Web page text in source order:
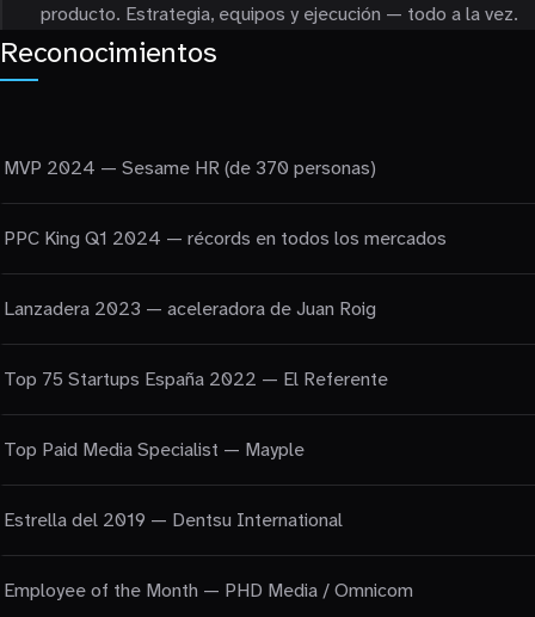
producto. Estrategia, equipos y ejecución — todo a la vez.
Reconocimientos
MVP 2024 — Sesame HR (de 370 personas)
PPC King Q1 2024 — récords en todos los mercados
Lanzadera 2023 — aceleradora de Juan Roig
Top 75 Startups España 2022 — El Referente
Top Paid Media Specialist — Mayple
Estrella del 2019 — Dentsu International
Employee of the Month — PHD Media / Omnicom